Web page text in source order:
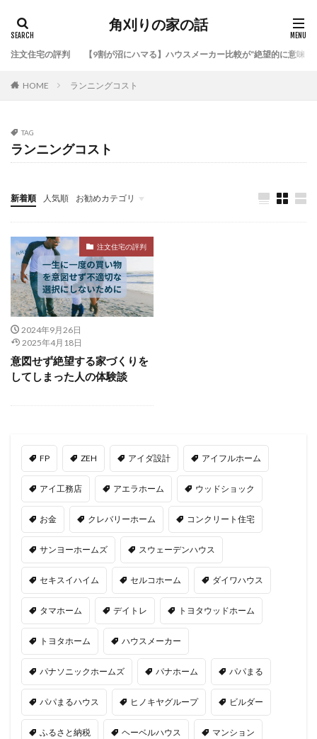
角刈りの家の話
注文住宅の評判 【9割が沼にハマる】ハウスメーカー比較が“絶望的に意味
HOME ランニングコスト
TAG
ランニングコスト
新着順 人気順 お勧めカテゴリ
注文住宅の評判
デイトレ
注文住宅の評判
2024年9月26日
2025年4月18日
意図せず絶望する家づくりを
してしまった人の体験談
FP ZEH アイダ設計 アイフルホーム
アイ工務店 アエラホーム ウッドショック
お金 クレバリーホーム コンクリート住宅
サンヨーホームズ スウェーデンハウス
セキスイハイム セルコホーム ダイワハウス
タマホーム デイトレ トヨタウッドホーム
トヨタホーム ハウスメーカー
パナソニックホームズ パナホーム パパまる
パパまるハウス ヒノキヤグループ ビルダー
ふるさと納税 ヘーベルハウス マンション